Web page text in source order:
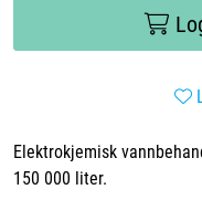
Elektrokjemisk
150 000 liter.